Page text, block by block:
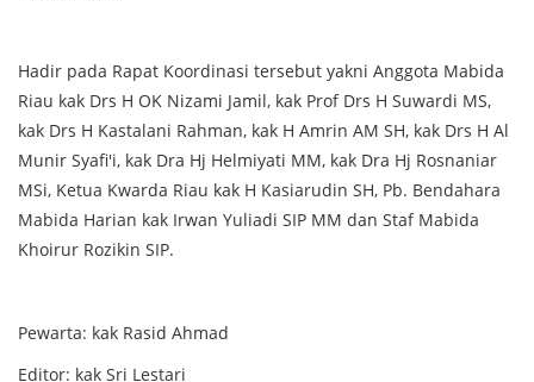
Hadir pada Rapat Koordinasi tersebut yakni Anggota Mabida
Riau kak Drs H OK Nizami Jamil, kak Prof Drs H Suwardi MS,
kak Drs H Kastalani Rahman, kak H Amrin AM SH, kak Drs H Al
Munir Syafi'i, kak Dra Hj Helmiyati MM, kak Dra Hj Rosnaniar
MSi, Ketua Kwarda Riau kak H Kasiarudin SH, Pb. Bendahara
Mabida Harian kak Irwan Yuliadi SIP MM dan Staf Mabida
Khoirur Rozikin SIP.
Pewarta: kak Rasid Ahmad
Editor: kak Sri Lestari